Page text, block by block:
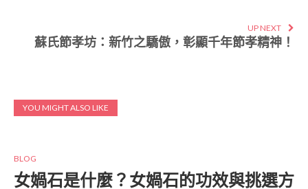
UP NEXT
蘇氏節孝坊：新竹之驕傲，彰顯千年節孝精神！
YOU MIGHT ALSO LIKE
BLOG
女媧石是什麼？女媧石的功效與挑選方